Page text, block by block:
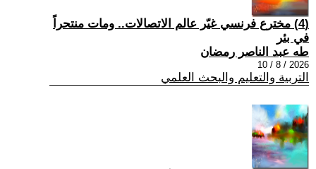
(4) مخترع فرنسي غيّر عالم الاتصالات.. ومات منتحراً
في بئر
طه عبد الناصر رمضان
2026 / 8 / 10
التربية والتعليم والبحث العلمي